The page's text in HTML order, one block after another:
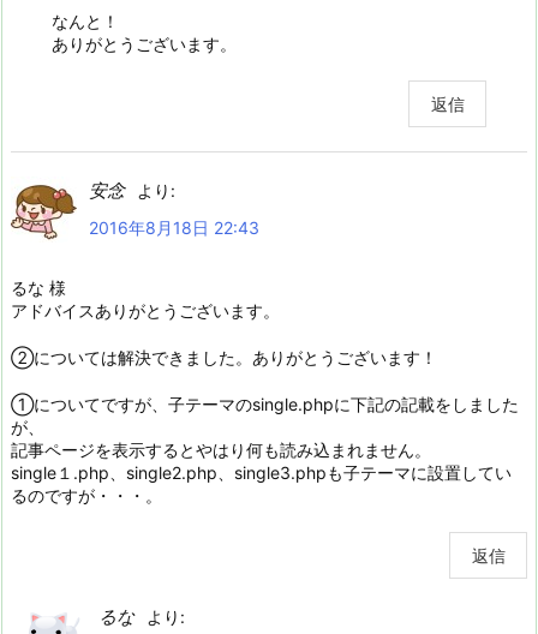
なんと！
ありがとうございます。
返信
安念
より:
2016年8月18日 22:43
るな 様
アドバイスありがとうございます。
②については解決できました。ありがとうございます！
①についてですが、子テーマのsingle.phpに下記の記載をしました
が、
記事ページを表示するとやはり何も読み込まれません。
single１.php、single2.php、single3.phpも子テーマに設置してい
るのですが・・・。
返信
るな
より: